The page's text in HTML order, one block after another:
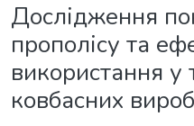
Дослідження
прополісу та
використання у
ковбасних